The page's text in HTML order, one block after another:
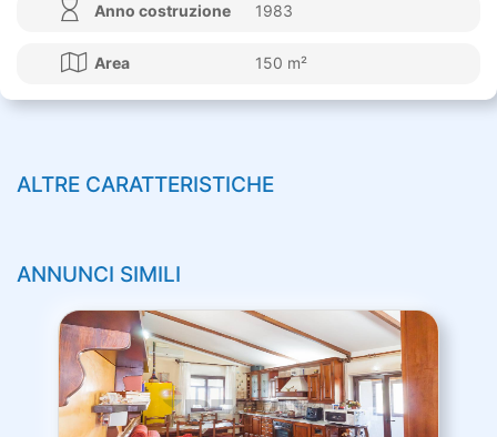
Anno costruzione 1983
Area 150 m²
ALTRE CARATTERISTICHE
ANNUNCI SIMILI